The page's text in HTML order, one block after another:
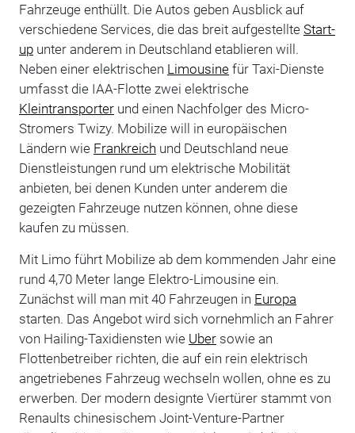
Fahrzeuge enthüllt. Die Autos geben Ausblick auf
verschiedene Services, die das breit aufgestellte Start-
upunter anderem in Deutschland etablieren will.
Neben einer elektrischen Limousinefür Taxi-Dienste
umfasst die IAA-Flotte zwei elektrische
Kleintransporterund einen Nachfolger des Micro-
Stromers Twizy. Mobilize will in europäischen
Ländern wie Frankreich und Deutschland neue
Dienstleistungen rund um elektrische Mobilität
anbieten, bei denen Kunden unter anderem die
gezeigten Fahrzeuge nutzen können, ohne diese
kaufen zu müssen.
Mit Limo führt Mobilize ab dem kommenden Jahr eine
rund 4,70 Meter lange Elektro-Limousine ein.
Zunächst will man mit 40 Fahrzeugen in Europa
starten. Das Angebot wird sich vornehmlich an Fahrer
von Hailing-Taxidiensten wie Ubersowie an
Flottenbetreiber richten, die auf ein rein elektrisch
angetriebenes Fahrzeug wechseln wollen, ohne es zu
erwerben. Der modern designte Viertürer stammt von
Renaults chinesischem Joint-Venture-Partner